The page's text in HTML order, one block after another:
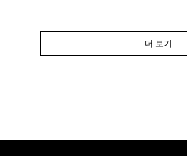
더 보기